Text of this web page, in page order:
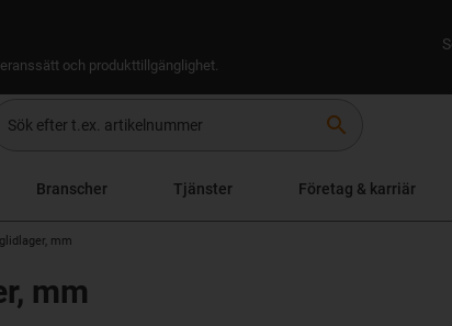
och produkttillgänglighet.
search
Branscher Tjänster Företag & karriär
mm
mm